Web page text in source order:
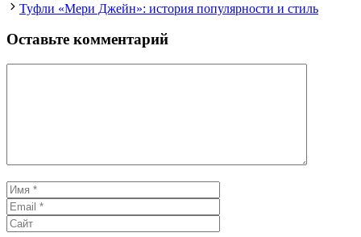
Туфли «Мери Джейн»: история популярности и стиль
Оставьте комментарий
Имя